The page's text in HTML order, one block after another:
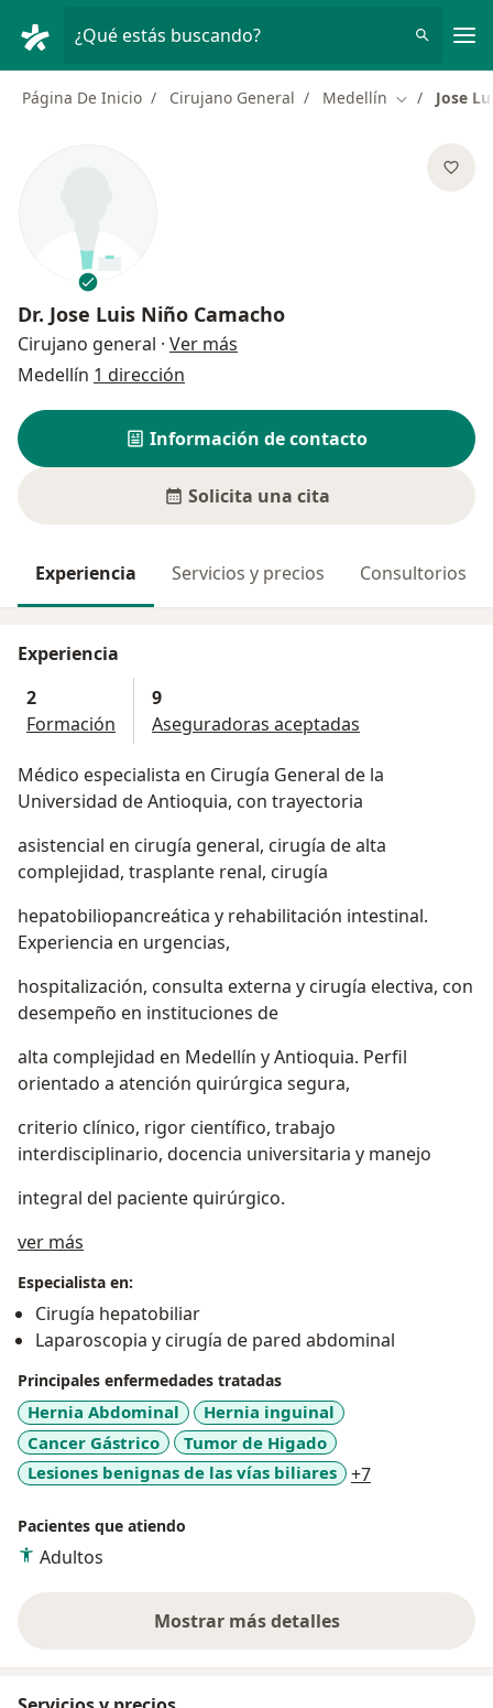
¿Qué estás buscando?
Página De Inicio Cirujano General Medellín Cambiar de
Jose
Dr. Jose Luis Niño Camacho
Cirujano general · Ver más
Medellín 1 dirección
Información de contacto
Solicita una cita
Experiencia Servicios y precios Consultorios
Experiencia
2
Formación
9
Aseguradoras aceptadas
Médico especialista en Cirugía General de la
Universidad de Antioquia, con trayectoria
asistencial en cirugía general, cirugía de alta
complejidad, trasplante renal, cirugía
hepatobiliopancreática y rehabilitación intestinal.
Experiencia en urgencias,
hospitalización, consulta externa y cirugía electiva, con
desempeño en instituciones de
alta complejidad en Medellín y Antioquia. Perfil
orientado a atención quirúrgica segura,
criterio clínico, rigor científico, trabajo
interdisciplinario, docencia universitaria y manejo
integral del paciente quirúrgico.
ver más
Especialista en:
Cirugía hepatobiliar
Laparoscopia y cirugía de pared abdominal
Principales enfermedades tratadas
Hernia Abdominal
Hernia inguinal
Cancer Gástrico
Tumor de Higado
Lesiones benignas de las vías biliares
+7
Pacientes que atiendo
Adultos
Mostrar más detalles
sobre la experiencia